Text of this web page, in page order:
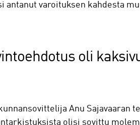
antanut varoituksen kahdesta
oli
Anu Sajavaaran
olisi sovittu